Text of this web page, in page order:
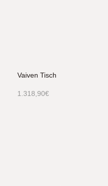
Vaiven Tisch
1.318,90€